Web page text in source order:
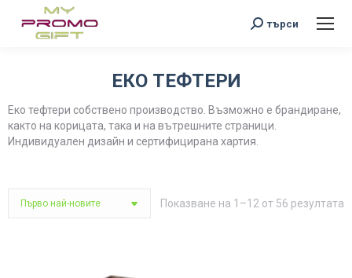
Search:
търси
ЕКО ТЕФТЕРИ
Еко тефтери собствено производство. Възможно е брандиране,
както на корицата, така и на вътрешните страници.
Индивидуален дизайн и сертифицирана хартия.
Показване на 1–12 от 56 резултата